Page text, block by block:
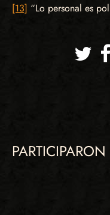
[13] “Lo personal es
Twitter